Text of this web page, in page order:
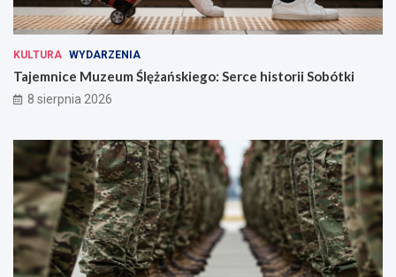
KULTURA WYDARZENIA
Tajemnice Muzeum Ślężańskiego: Serce historii Sobótki
8 sierpnia 2026